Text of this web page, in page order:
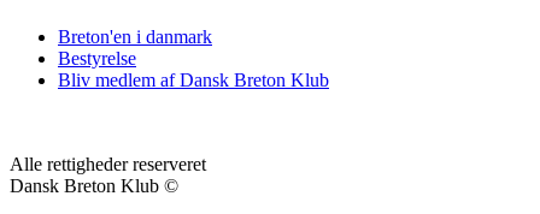
Breton'en i danmark
Bestyrelse
Bliv medlem af Dansk Breton Klub
Alle rettigheder reserveret
Dansk Breton Klub ©